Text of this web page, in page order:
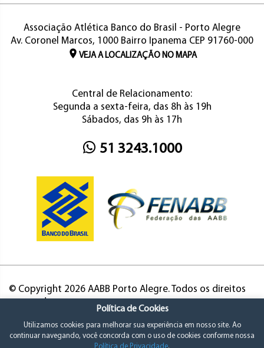
Associação Atlética Banco do Brasil - Porto Alegre
Av. Coronel Marcos, 1000 Bairro Ipanema CEP 91760-000
VEJA A LOCALIZAÇÃO NO MAPA
Central de Relacionamento:
Segunda a sexta-feira, das 8h às 19h
Sábados, das 9h às 17h
51 3243.1000
© Copyright 2026 AABB Porto Alegre. Todos os direitos
Política de Cookies
Utilizamos cookies para melhorar sua experiência em nosso site. Ao
continuar navegando, você concorda com o uso de cookies conforme nossa